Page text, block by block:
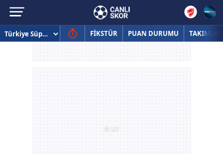
FİKSTÜR PUAN DURUMU TAKIMLAR